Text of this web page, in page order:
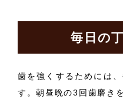
毎日の
歯を強くするためには
す。朝昼晩の3回歯磨き